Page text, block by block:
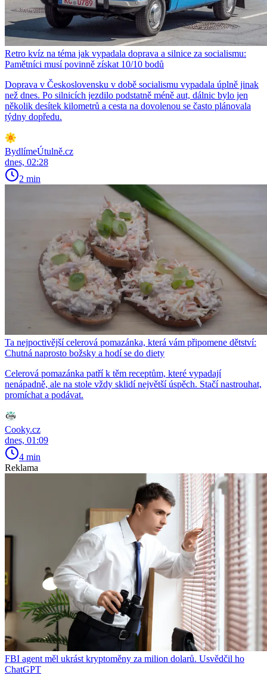
Retro kvíz na téma jak vypadala doprava a silnice za socialismu:
Pamětníci musí povinně získat 10/10 bodů
Doprava v Československu v době socialismu vypadala úplně jinak
než dnes. Po silnicích jezdilo podstatně méně aut, dálnic bylo jen
několik desítek kilometrů a cesta na dovolenou se často plánovala
týdny dopředu.
BydlímeÚtulně.cz
dnes, 02:28
2 min
Ta nejpoctivější celerová pomazánka, která vám připomene dětství:
Chutná naprosto božsky a hodí se do diety
Celerová pomazánka patří k těm receptům, které vypadají
nenápadně, ale na stole vždy sklidí největší úspěch. Stačí nastrouhat,
promíchat a podávat.
Cooky.cz
dnes, 01:09
4 min
Reklama
FBI agent měl ukrást kryptoměny za milion dolarů. Usvědčil ho
ChatGPT